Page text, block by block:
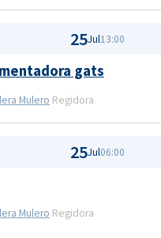
25Jul13:00
gats
Mulero Regidora
25Jul06:00
Mulero Regidora